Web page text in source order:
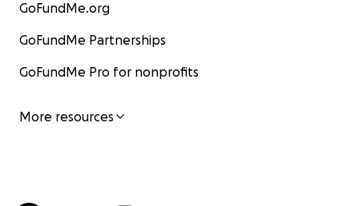
GoFundMe.org
GoFundMe Partnerships
GoFundMe Pro for nonprofits
More resources